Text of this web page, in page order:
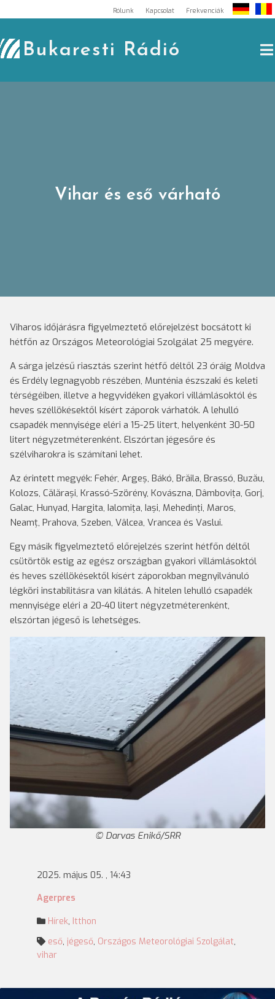
to
content
Rólunk Kapcsolat Frekvenciák
Bukaresti Rádió
Vihar és eső várható
Viharos időjárásra figyelmeztető előrejelzést bocsátott ki
hétfőn az Országos Meteorológiai Szolgálat 25 megyére.
A sárga jelzésű riasztás szerint hétfő déltől 23 óráig Moldva
és Erdély legnagyobb részében, Munténia észszaki és keleti
térségéiben, illetve a hegyvidéken gyakori villámlásoktól és
heves széllökésektől kísért záporok várhatók. A lehulló
csapadék mennyisége eléri a 15-25 litert, helyenként 30-50
litert négyzetméterenként. Elszórtan jégesőre és
szélviharokra is számítani lehet.
Az érintett megyék: Fehér, Argeș, Bákó, Brăila, Brassó, Buzău,
Kolozs, Călărași, Krassó-Szörény, Kovászna, Dâmbovița, Gorj,
Galac, Hunyad, Hargita, Ialomița, Iași, Mehedinți, Maros,
Neamț, Prahova, Szeben, Vâlcea, Vrancea és Vaslui.
Egy másik figyelmeztető előrejelzés szerint hétfőn déltől
csütörtök estig az egész országban gyakori villámlásoktól
és heves széllökésektől kísért záporokban megnyilvánuló
légköri instabilitásra van kilátás. A hitelen lehulló csapadék
mennyisége eléri a 20-40 litert négyzetméterenként,
elszórtan jégeső is lehetséges.
Darvas Enikő/SRR
2025. május 05. , 14:43
Agerpres
Hírek, Itthon
eső, jégeső, Országos Meteorológiai Szolgálat,
vihar